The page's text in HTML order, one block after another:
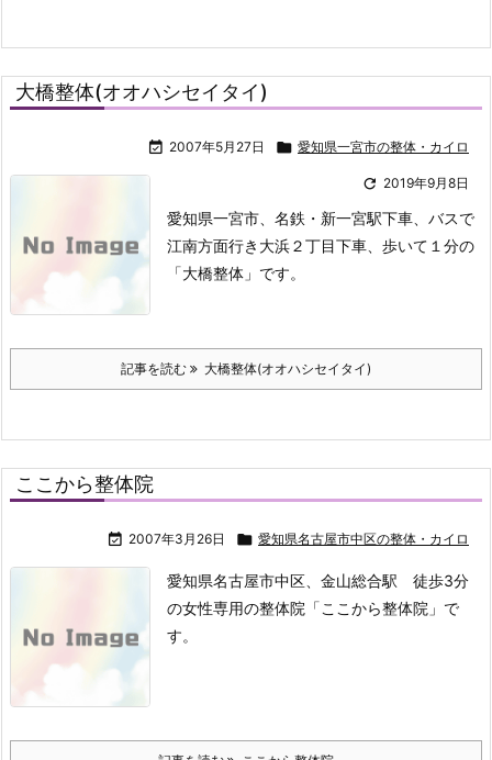
大橋整体(オオハシセイタイ)
 2007年5月27日  愛知県一宮市の整体・カイロ
 2019年9月8日
愛知県一宮市、名鉄・新一宮駅下車、バスで
江南方面行き大浜２丁目下車、 歩いて１分の
「大橋整体」です。
記事を読む 大橋整体(オオハシセイタイ)
ここから整体院
 2007年3月26日  愛知県名古屋市中区の整体・カイロ
愛知県名古屋市中区、金山総合駅 徒歩3分
の女性専用の整体院「ここから整体院」で
す。